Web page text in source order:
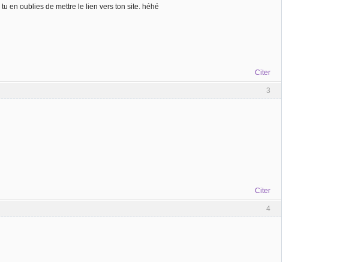
en oublies de mettre le lien vers ton site. héhé
Citer
3
Citer
4